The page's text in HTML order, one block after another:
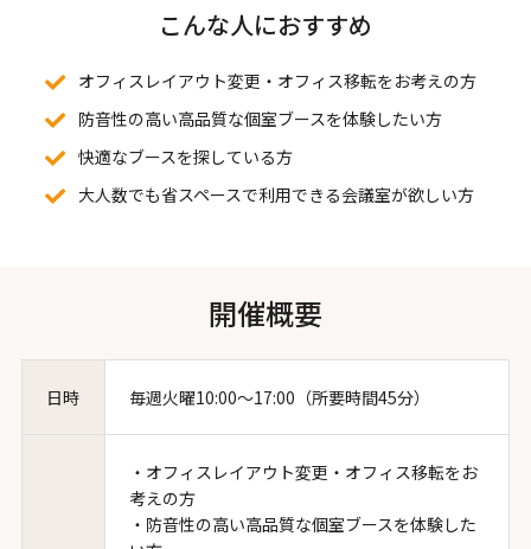
こんな人におすすめ
オフィスレイアウト変更・オフィス移転をお考えの方
防音性の高い高品質な個室ブースを体験したい方
快適なブースを探している方
大人数でも省スペースで利用できる会議室が欲しい方
開催概要
日時 毎週火曜10:00～17:00（所要時間45分）
・オフィスレイアウト変更・オフィス移転をお
考えの方
・防音性の高い高品質な個室ブースを体験した